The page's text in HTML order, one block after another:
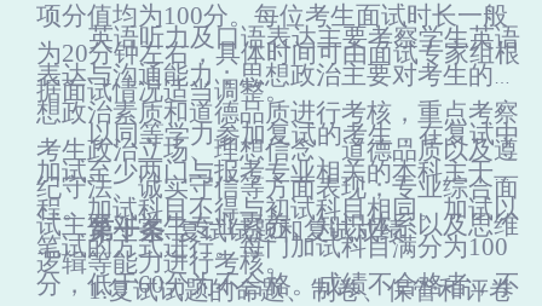
项分值均为100分。每位考生面试时长一般
为20分钟左右，具体时间可由面试专家组根
据面试情况适当调整。
英语听力及口语表达主要考察学生英语
表达与沟通能力；思想政治主要对考生的思
想政治素质和道德品质进行考核，重点考察
考生政治立场、理想信念、道德品质以及遵
纪守法、诚实守信等方面表现；专业综合面
试主要对学生专业素养、知识体系以及思维
逻辑等能力进行考核。
以同等学力参加复试的考生，在复试中
加试至少两门与报考专业相关的本科主干课
程。加试科目不得与初试科目相同。加试以
笔试的方式进行。每门加试科目满分为100
分，低于60分为不合格。成绩不合格者，不
第十条 复试试题和复试成绩
1.复试试题的命题、制卷、保管和评卷